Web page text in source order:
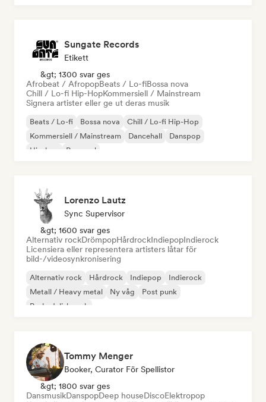
Sungate Records
Etikett
&gt; 1300 svar ges
Afrobeat / AfropopBeats / Lo-fiBossa nova
Chill / Lo-fi Hip-HopKommersiell / Mainstream
Signera artister eller ge ut deras musik
Beats / Lo-fi Bossa nova
Chill / Lo-fi Hip-Hop
Kommersiell / Mainstream
Dancehall
Danspop
Hip-hop
Pop soul
Lorenzo Lautz
Sync Supervisor
&gt; 1600 svar ges
Alternativ rockDrömpopHårdrockIndiepopIndierock
Licensiera eller representera artisters låtar för
bild-/videosynkronisering
Alternativ rock Hårdrock Indiepop
Indierock
Metall / Heavy metal
Ny våg
Post punk
Psykedelisk rock
Tommy Menger
Booker, Curator För Spellistor
&gt; 1800 svar ges
DansmusikDanspopDeep houseDiscoElektropop